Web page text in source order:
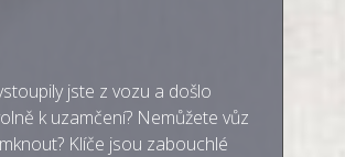
jste z vozu a došlo
k uzamčení? Nemůžete vůz
Klíče jsou zabouchlé